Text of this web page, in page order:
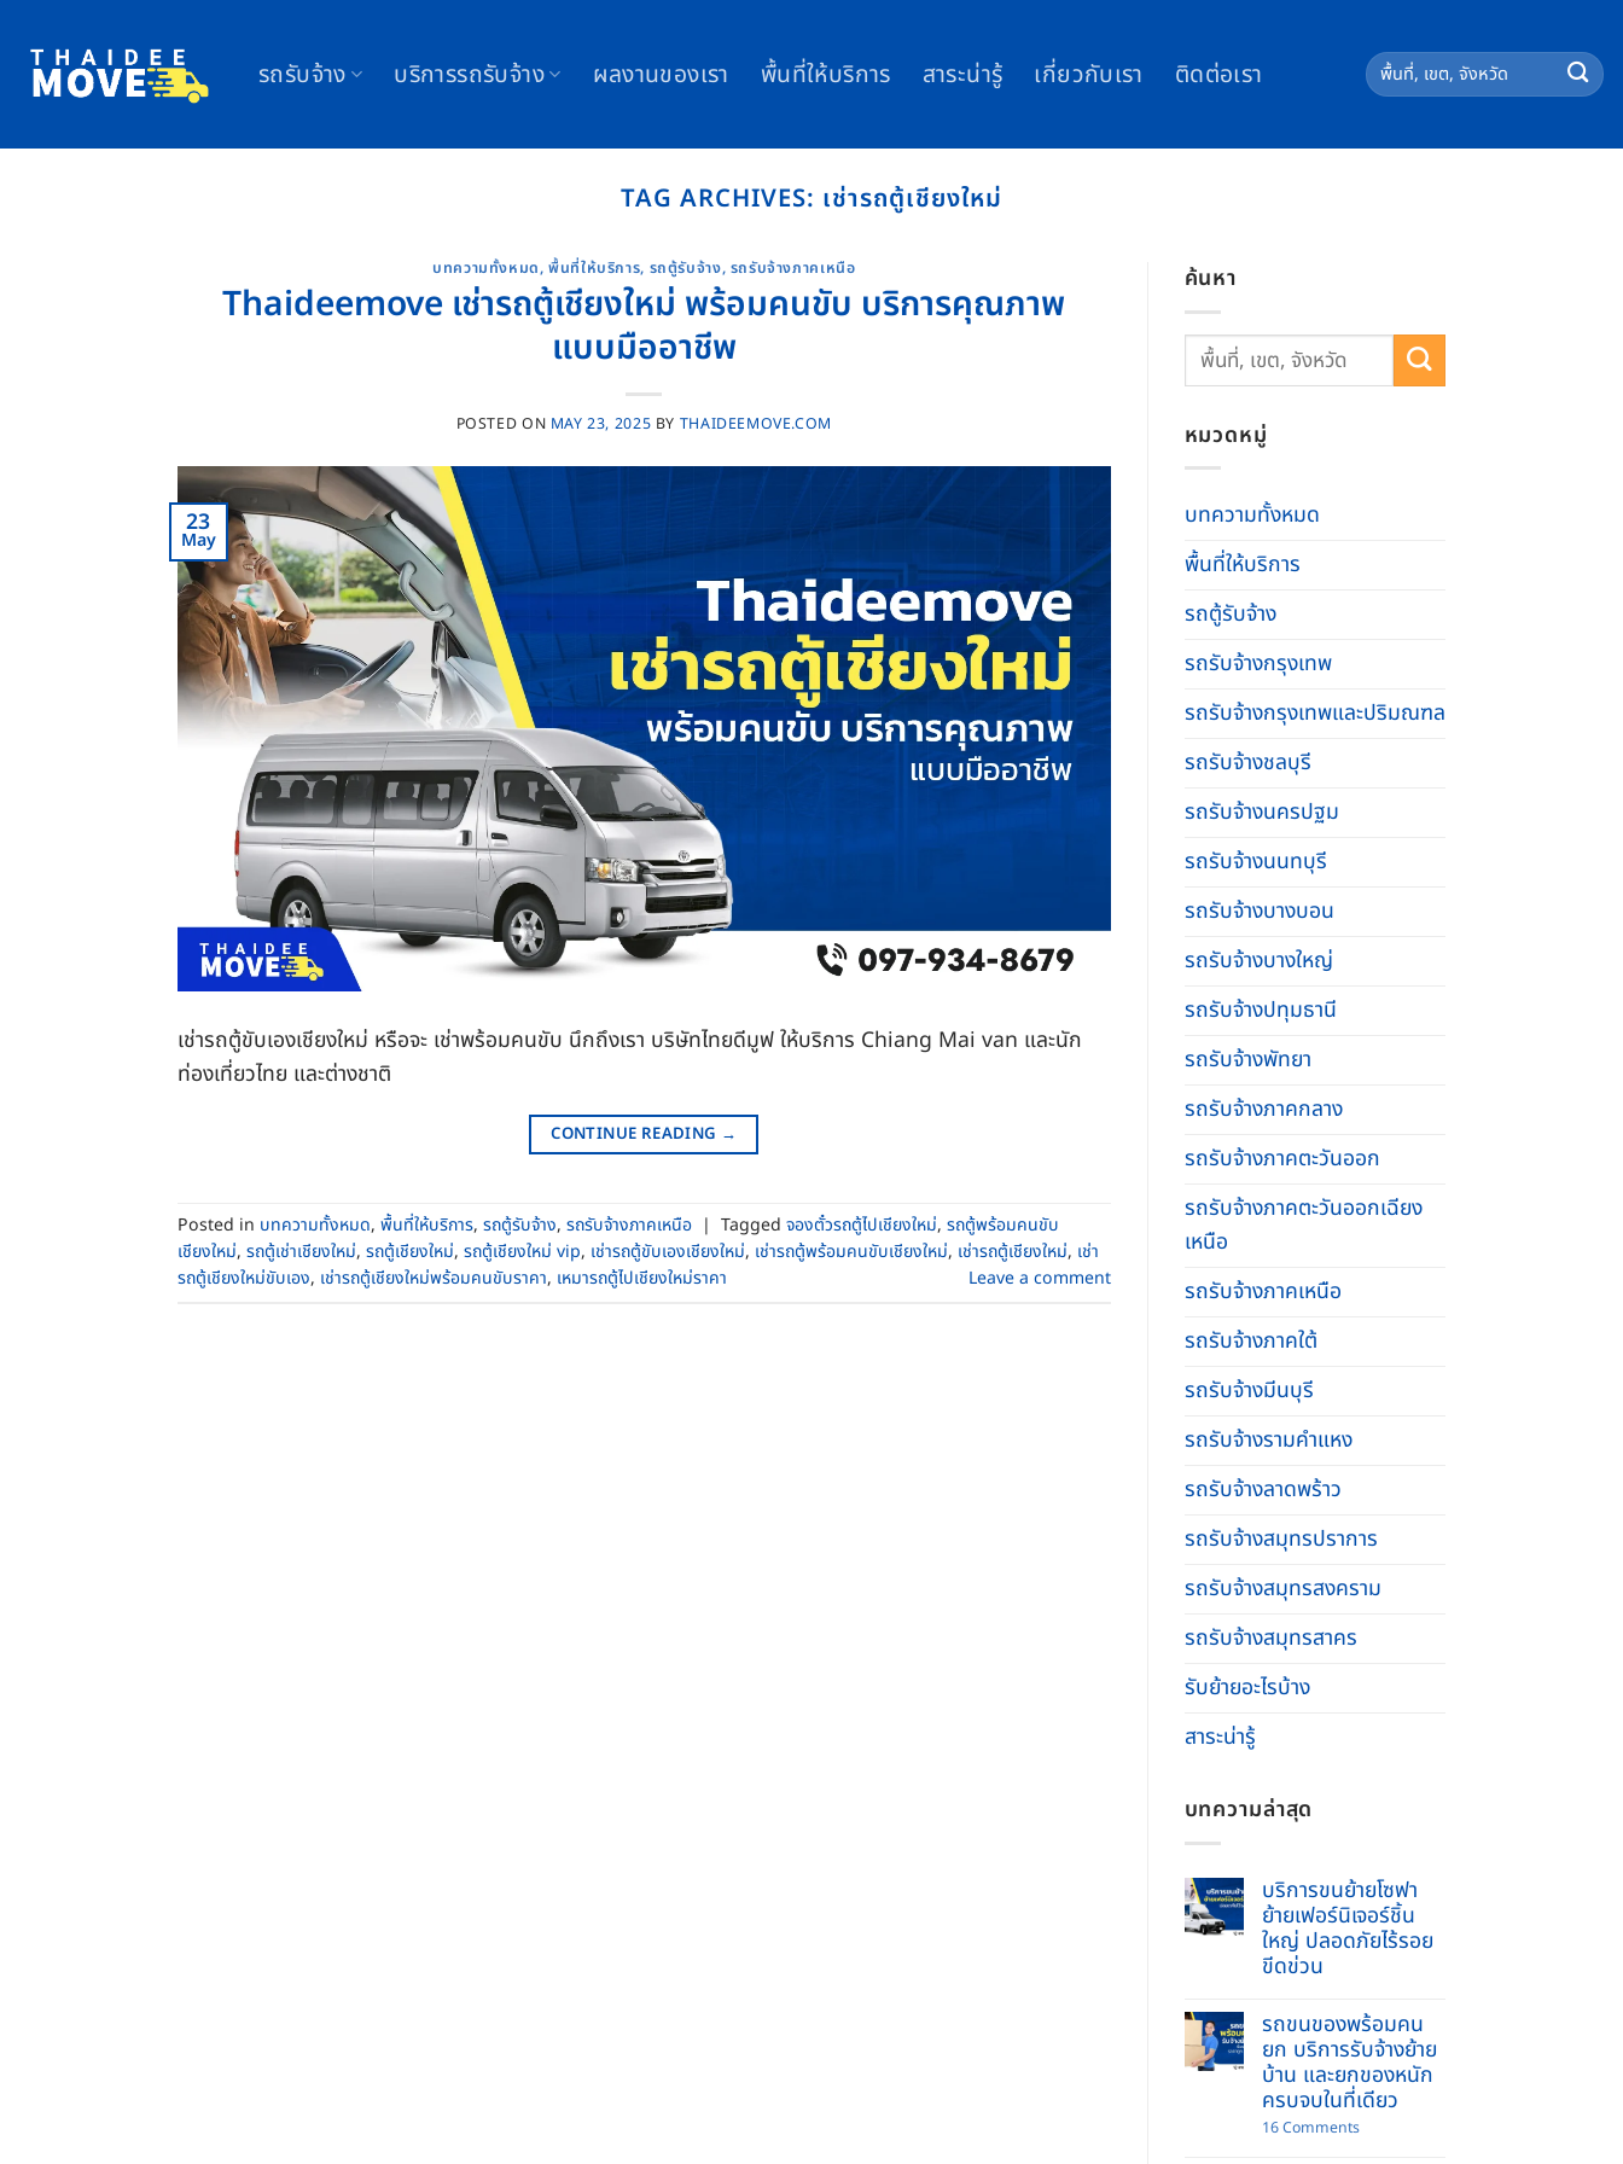
content
รถรับจ้าง บริการรถรับจ้าง ผลงานของเรา พื้นที่ให้บริการ สาระน่ารู้ เกี่ยวกับเรา ติดต่อเรา
TAG ARCHIVES: เช่ารถตู้เชียงใหม่
บทความทั้งหมด,พื้นที่ให้บริการ, รถตู้รับจ้าง, รถรับจ้างภาคเหนือ
Thaideemove เช่ารถตู้เชียงใหม่ พร้อมคนขับ บริการคุณภาพ
แบบมืออาชีพ
POSTED ON MAY 23, 2025 BY THAIDEEMOVE.COM
23
May
เช่ารถตู้ขับเองเชียงใหม่ หรือจะ เช่าพร้อมคนขับ นึกถึงเรา บริษัทไทยดีมูฟ ให้บริการ Chiang Mai van และนัก
ท่องเที่ยวไทย และต่างชาติ
CONTINUE READING →
Posted in บทความทั้งหมด, พื้นที่ให้บริการ, รถตู้รับจ้าง, รถรับจ้างภาคเหนือ | Tagged จองตั๋วรถตู้ไปเชียงใหม่, รถตู้พร้อมคนขับ
เชียงใหม่, รถตู้เช่าเชียงใหม่, รถตู้เชียงใหม่, รถตู้เชียงใหม่ vip, เช่ารถตู้ขับเองเชียงใหม่, เช่ารถตู้พร้อมคนขับเชียงใหม่, เช่ารถตู้เชียงใหม่, เช่า
รถตู้เชียงใหม่ขับเอง, เช่ารถตู้เชียงใหม่พร้อมคนขับราคา, เหมารถตู้ไปเชียงใหม่ราคา Leave a comment
ค้นหา
หมวดหมู่
บทความทั้งหมด
พื้นที่ให้บริการ
รถตู้รับจ้าง
รถรับจ้างกรุงเทพ
รถรับจ้างกรุงเทพและปริมณฑล
รถรับจ้างชลบุรี
รถรับจ้างนครปฐม
รถรับจ้างนนทบุรี
รถรับจ้างบางบอน
รถรับจ้างบางใหญ่
รถรับจ้างปทุมธานี
รถรับจ้างพัทยา
รถรับจ้างภาคกลาง
รถรับจ้างภาคตะวันออก
รถรับจ้างภาคตะวันออกเฉียง
เหนือ
รถรับจ้างภาคเหนือ
รถรับจ้างภาคใต้
รถรับจ้างมีนบุรี
รถรับจ้างรามคําแหง
รถรับจ้างลาดพร้าว
รถรับจ้างสมุทรปราการ
รถรับจ้างสมุทรสงคราม
รถรับจ้างสมุทรสาคร
รับย้ายอะไรบ้าง
สาระน่ารู้
บทความล่าสุด
บริการขนย้ายโซฟา
ย้ายเฟอร์นิเจอร์ชิ้น
ใหญ่ ปลอดภัยไร้รอย
ขีดข่วน
on
บริการ
ขน
ย้าย
โซฟา
ย้าย
เฟอร์นิเจอร์
รถขนของพร้อมคน
ยก บริการรับจ้างย้าย
บ้าน และยกของหนัก
ครบจบในที่เดียว
16 Commentson